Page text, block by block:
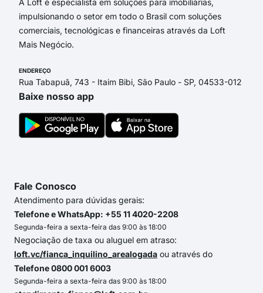
A Loft é especialista em soluções para imobiliárias,
impulsionando o setor em todo o Brasil com soluções
comerciais, tecnológicas e financeiras através da Loft
Mais Negócio.
ENDEREÇO
Rua Tabapuã, 743 - Itaim Bibi, São Paulo - SP, 04533-012
Baixe nosso app
Fale Conosco
Atendimento para dúvidas gerais:
Telefone e WhatsApp: +55 11 4020-2208
Segunda-feira a sexta-feira das 9:00 às 18:00
Negociação de taxa ou aluguel em atraso:
loft.vc/fianca_inquilino_arealogada ou através do
Telefone 0800 001 6003
Segunda-feira a sexta-feira das 9:00 às 18:00